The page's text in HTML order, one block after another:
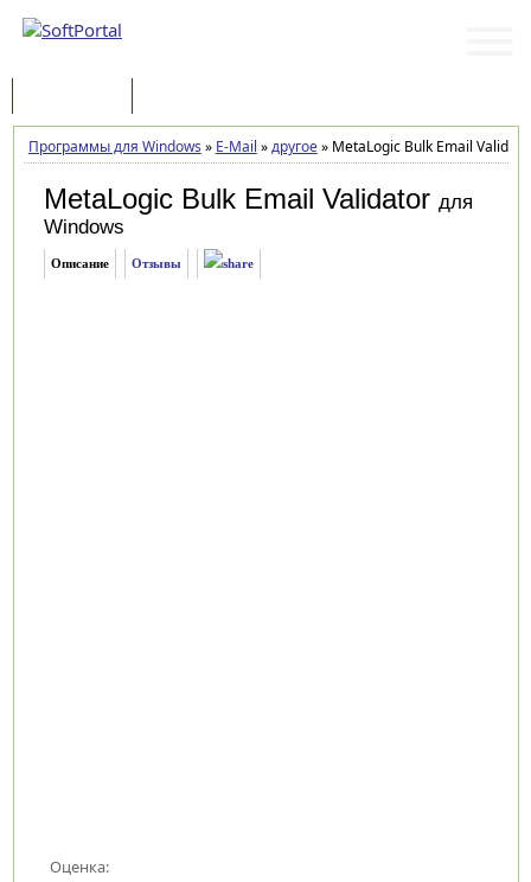
Программы для Windows » E-Mail »другое»MetaLogic Bulk Email
MetaLogic Bulk Email Validator для
Windows
Описание Отзывы
Оценка: